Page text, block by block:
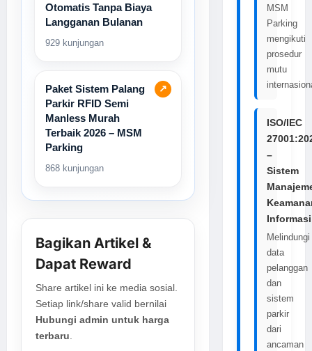
Otomatis Tanpa Biaya
Langganan Bulanan
929 kunjungan
↗
Paket Sistem Palang
Parkir RFID Semi
Manless Murah
Terbaik 2026 – MSM
Parking
868 kunjungan
Bagikan Artikel &
Dapat Reward
Share artikel ini ke media sosial.
Setiap link/share valid bernilai
Hubungi admin untuk harga
terbaru
MSM
Parking
mengikuti
prosedur
mutu
ISO/IEC
–
Sistem
Informasi
Melindungi
data
pelanggan
dan
sistem
parkir
dari
ancaman